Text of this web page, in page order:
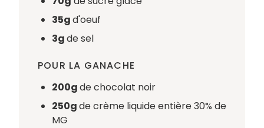
35gd'oeuf
3gde sel
POUR LA GANACHE
200gde chocolat noir
250gde crème liquide entière 30% de
MG